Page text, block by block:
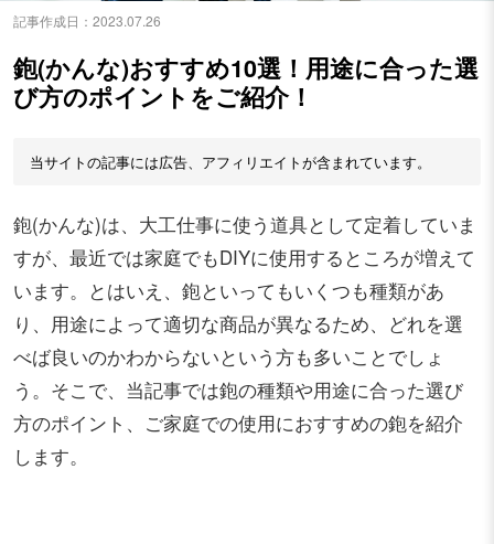
記事作成日： 2023.07.26
鉋(かんな)おすすめ10選！用途に合った選
び方のポイントをご紹介！
当サイトの記事には広告、アフィリエイトが含まれています。
鉋(かんな)は、大工仕事に使う道具として定着していま
すが、最近では家庭でもDIYに使用するところが増えて
います。とはいえ、鉋といってもいくつも種類があ
り、用途によって適切な商品が異なるため、どれを選
べば良いのかわからないという方も多いことでしょ
う。そこで、当記事では鉋の種類や用途に合った選び
方のポイント、ご家庭での使用におすすめの鉋を紹介
します。